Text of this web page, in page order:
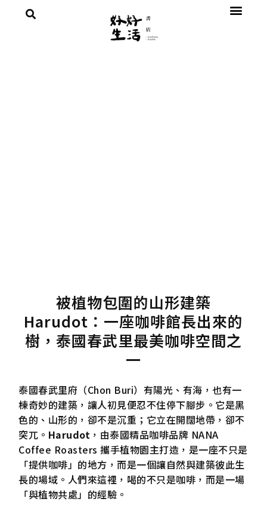
被植物包圍的山形建築
Harudot：一座咖啡館長出來的
樹，泰國春武里最美咖啡空間之
一
泰國春武里府（Chon Buri）有陽光、有海，也有一
棟奇妙的建築，讓人初見便忍不住停下腳步。它是黑
色的、山形的，卻不是沉重；它立在開闊地帶，卻不
突兀。 Harudot ，由泰國精品咖啡品牌 NANA
Coffee Roasters 攜手植物園主打造，是一座不只是
「提供咖啡」的地方，而是一個讓自然與建築彼此生
長的場域。人們來這裡，喝的不只是咖啡，而是一場
「與植物共處」的經驗。